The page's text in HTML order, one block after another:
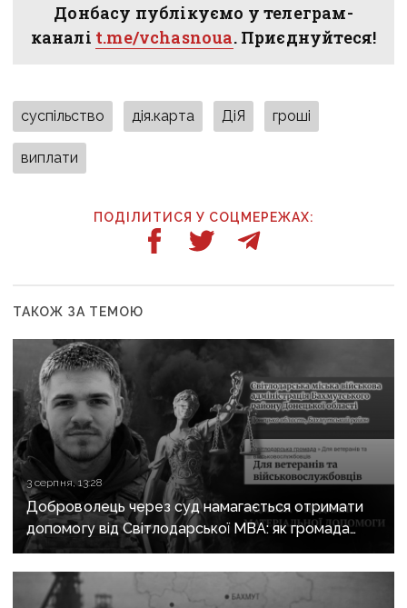
Донбасу публікуємо у телеграм-
каналі t.me/vchasnoua. Приєднуйтеся!
суспільство дія.карта ДіЯ гроші
виплати
ПОДІЛИТИСЯ У СОЦМЕРЕЖАХ:
ТАКОЖ ЗА ТЕМОЮ
3 серпня, 13:28
Доброволець через суд намагається отримати
допомогу від Світлодарської МВА: як громада
руйнує довіру до влади